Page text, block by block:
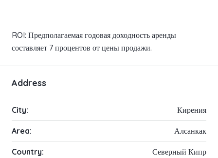
ROI: Предполагаемая годовая доходность аренды
составляет 7 процентов от цены продажи.
Address
City: Кирения
Area: Алсанкак
Country: Северный Кипр